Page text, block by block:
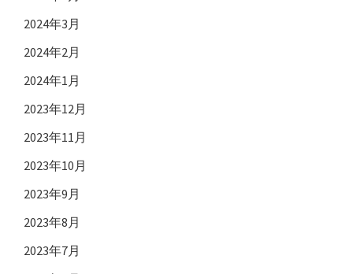
2024年3月
2024年2月
2024年1月
2023年12月
2023年11月
2023年10月
2023年9月
2023年8月
2023年7月